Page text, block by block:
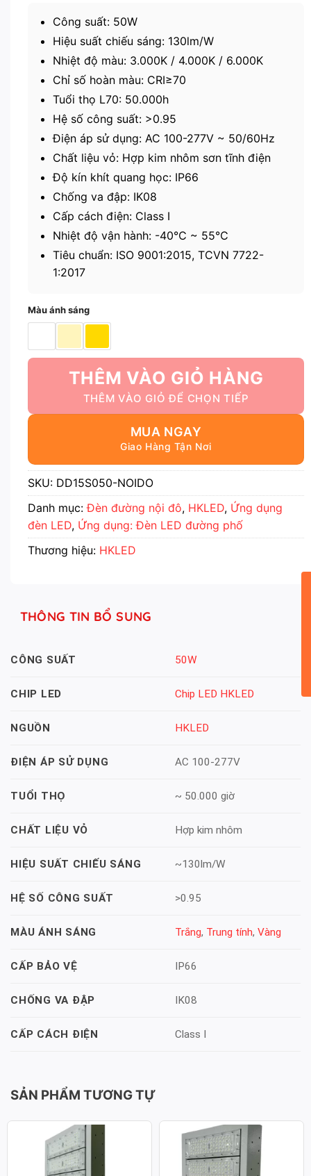
Công suất: 50W
Hiệu suất chiếu sáng: 130lm/W
Nhiệt độ màu: 3.000K / 4.000K / 6.000K
Chỉ số hoàn màu: CRI≥70
Tuổi thọ L70: 50.000h
Hệ số công suất: >0.95
Điện áp sử dụng: AC 100-277V ~ 50/60Hz
Chất liệu vỏ: Hợp kim nhôm sơn tĩnh điện
Độ kín khít quang học: IP66
Chống va đập: IK08
Cấp cách điện: Class I
Nhiệt độ vận hành: -40℃ ~ 55℃
Tiêu chuẩn: ISO 9001:2015, TCVN 7722-
1:2017
Màu ánh sáng
THÊM VÀO GIỎ HÀNG
MUA NGAY
SKU: DD15S050-NOIDO
Danh mục:Đèn đường nội đô, HKLED, Ứng dụng
đèn LED, Ứng dụng: Đèn LED đường phố
Thương hiệu: HKLED
THÔNG TIN BỔ SUNG
CÔNG SUẤT 50W
CHIP LED Chip LED HKLED
NGUỒN HKLED
ĐIỆN ÁP SỬ DỤNG AC 100-277V
TUỔI THỌ ~ 50.000 giờ
CHẤT LIỆU VỎ Hợp kim nhôm
HIỆU SUẤT CHIẾU SÁNG ~130lm/W
HỆ SỐ CÔNG SUẤT >0.95
MÀU ÁNH SÁNG Trắng, Trung tính, Vàng
CẤP BẢO VỆ IP66
CHỐNG VA ĐẬP IK08
CẤP CÁCH ĐIỆN Class I
SẢN PHẨM TƯƠNG TỰ